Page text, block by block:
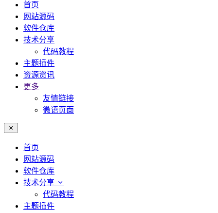
首页
网站源码
软件仓库
技术分享
代码教程
主题插件
资源资讯
更多
友情链接
微语页面
首页
网站源码
软件仓库
技术分享
代码教程
主题插件